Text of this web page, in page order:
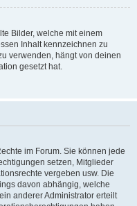
Bilder, welche mit einem
Inhalt kennzeichnen zu
verwenden, hängt von deinen
gesetzt hat.
im Forum. Sie können jede
setzen, Mitglieder
vergeben usw. Die
davon abhängig, welche
anderer Administrator erteilt